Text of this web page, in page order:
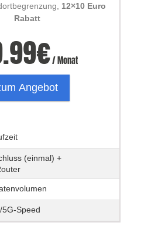
12×10 Euro
Rabatt
€/ Monat
Angebot
(einmal) +
5G-Speed